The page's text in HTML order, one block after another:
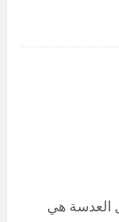
العدسة هي